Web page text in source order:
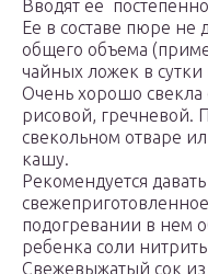
Вводят ее
Ее в составе пюре не
общего объема
чайных ложек в сутки
Очень хорошо свекла
рисовой, гречневой.
свекольном отваре
кашу.
Рекомендуется
подогревании в нем
ребенка соли
Свежевыжатый сок